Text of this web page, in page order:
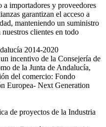
importadores y proveedores
garantizan el acceso a
manteniendo un suministro
clientes en todo
2014-2020
incentivo de la Consejería de
de la Junta de Andalucía,
del comercio: Fondo
Europea- Next Generation
de proyectos de la Industria